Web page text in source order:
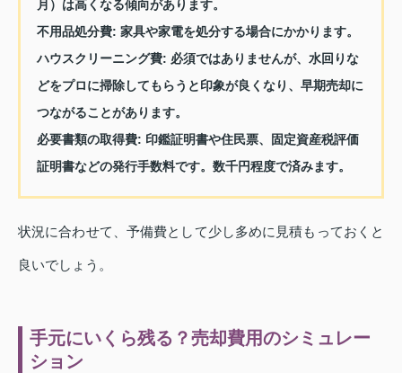
月）は高くなる傾向があります。
不用品処分費: 家具や家電を処分する場合にかかります。
ハウスクリーニング費: 必須ではありませんが、水回りな
どをプロに掃除してもらうと印象が良くなり、早期売却に
つながることがあります。
必要書類の取得費: 印鑑証明書や住民票、固定資産税評価
証明書などの発行手数料です。数千円程度で済みます。
状況に合わせて、予備費として少し多めに見積もっておくと
良いでしょう。
手元にいくら残る？売却費用のシミュレー
ション